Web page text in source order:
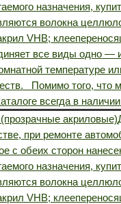
назначения,
волокна
VHB;
все виды одно —
температуре
Помимо того, что
всегда в
акриловые)
при ремонте
с обеих сторон
назначения,
волокна
VHB;